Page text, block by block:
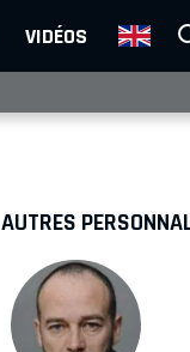
VIDÉOS
AUTRES